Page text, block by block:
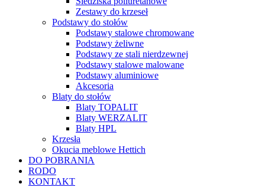
Zestawy do krzeseł
Podstawy do stołów
Podstawy stalowe chromowane
Podstawy żeliwne
Podstawy ze stali nierdzewnej
Podstawy stalowe malowane
Podstawy aluminiowe
Akcesoria
Blaty do stołów
Blaty TOPALIT
Blaty WERZALIT
Blaty HPL
Krzesła
Okucia meblowe Hettich
DO POBRANIA
RODO
KONTAKT